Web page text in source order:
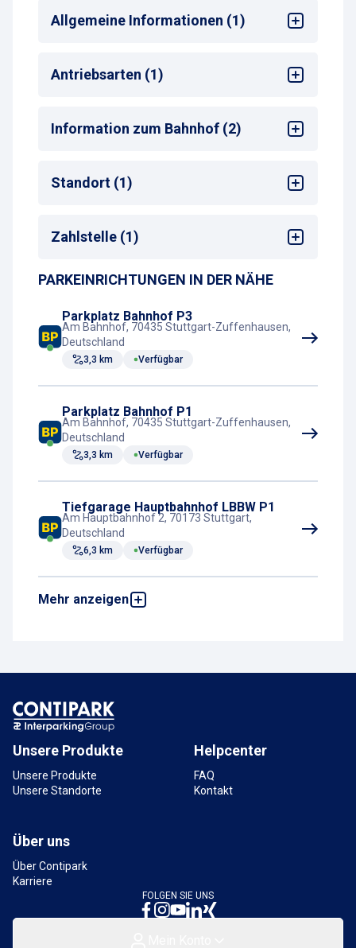
Allgemeine Informationen (1)
Max. Parkdauer: max. 10 Tage oder
Monatsparkschein
Antriebsarten (1)
Information zum Bahnhof (2)
Bahnhof : Korntal
Entfernung zum nächsten Bahnhofseingang
Standort (1)
Bahnhof
Zahlstelle (1)
Parkscheinautomat
PARKEINRICHTUNGEN IN DER NÄHE
Parkplatz Bahnhof P3
Am Bahnhof, 70435 Stuttgart-Zuffenhausen,
Deutschland
3,3 km Verfügbar
Parkplatz Bahnhof P1
Am Bahnhof, 70435 Stuttgart-Zuffenhausen,
Deutschland
3,3 km Verfügbar
Tiefgarage Hauptbahnhof LBBW P1
Am Hauptbahnhof 2, 70173 Stuttgart,
Deutschland
6,3 km Verfügbar
Mehr anzeigen
Parkhaus Bahnhof Wilhelmsplatz P1-3
Parkplatz Bahnhof Vaihingen P2
Reservierbare Stellplätze
Bahnhof 1, 70563 Stuttgart, Deutschland
Unsere Produkte
Unsere Produkte
Unsere Standorte
Helpcenter
FAQ
Kontakt
Über uns
Über Contipark
Karriere
FOLGEN SIE UNS